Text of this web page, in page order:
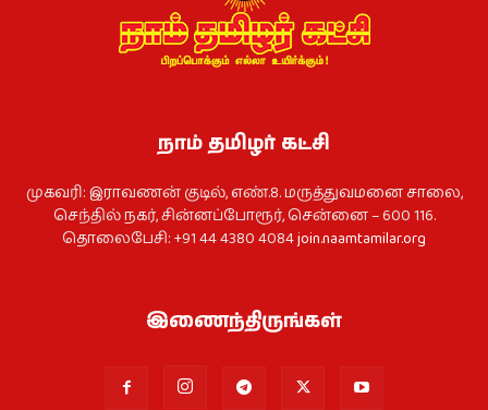
நாம் தமிழர் கட்சி
முகவரி: இராவணன் குடில், எண்.8. மருத்துவமனை சாலை,
செந்தில் நகர், சின்னப்போரூர், சென்னை – 600 116.
தொலைபேசி: +91 44 4380 4084join.naamtamilar.org
இணைந்திருங்கள்